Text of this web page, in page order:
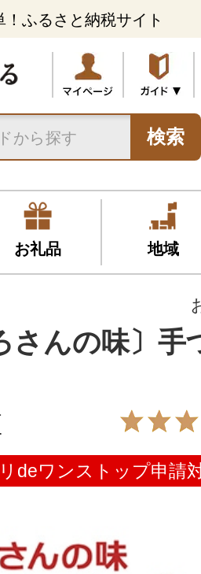
ふるさと納税サイト
検索
お礼品 地域
さんの味〕手
deワンストップ申請